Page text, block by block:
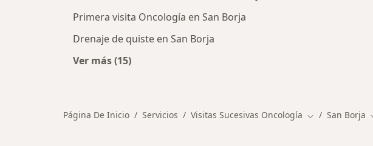
Primera visita Oncología en San Borja
Drenaje de quiste en San Borja
Ver más (15)
Página De Inicio Servicios Visitas Sucesivas Oncología Cambiar de
San Borja